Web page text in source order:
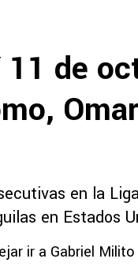
11 de
en la
en Estados
ir a Gabriel Milito